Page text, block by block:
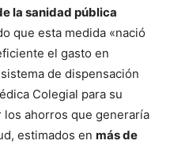
la sanidad pública
que esta medida «nació
el gasto en
de dispensación
Colegial para su
los ahorros que generaría
estimados en más de